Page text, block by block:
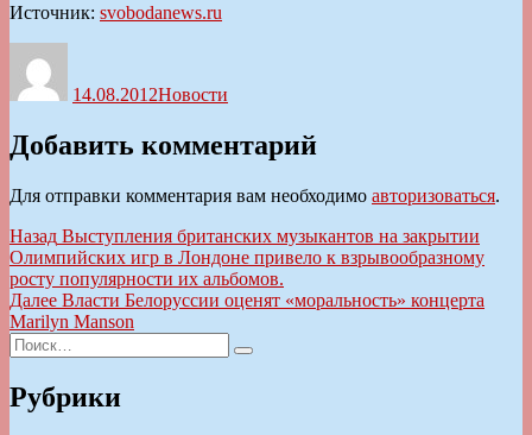
Источник: svobodanews.ru
14.08.2012Новости
Добавить комментарий
Для отправки комментария вам необходимо авторизоваться.
Навигация
по
записям
Назад Предыдущая
запись:
Выступления британских музыкантов на закрытии
Олимпийских игр в Лондоне привело к взрывообразному
росту популярности их альбомов.
Далее Следующая
запись:
Власти Белоруссии оценят «моральность» концерта
Marilyn Manson
Искать:
Поиск
Рубрики